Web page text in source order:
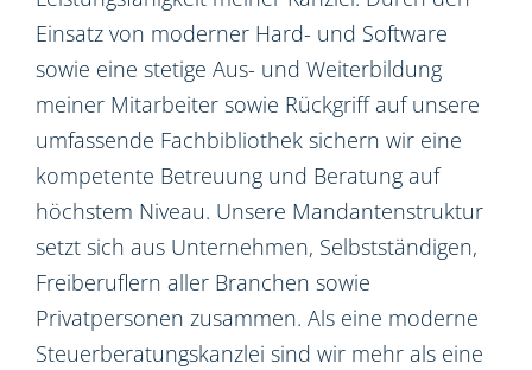
Einsatz von moderner Hard- und Software
sowie eine stetige Aus- und Weiterbildung
meiner Mitarbeiter sowie Rückgriff auf unsere
umfassende Fachbibliothek sichern wir eine
kompetente Betreuung und Beratung auf
höchstem Niveau. Unsere Mandantenstruktur
setzt sich aus Unternehmen, Selbstständigen,
Freiberuflern aller Branchen sowie
Privatpersonen zusammen. Als eine moderne
Steuerberatungskanzlei sind wir mehr als eine